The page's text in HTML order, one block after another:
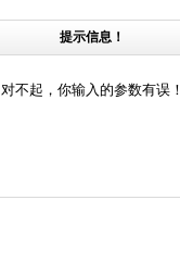
提示信息！
对不起，你输入的参数有误！